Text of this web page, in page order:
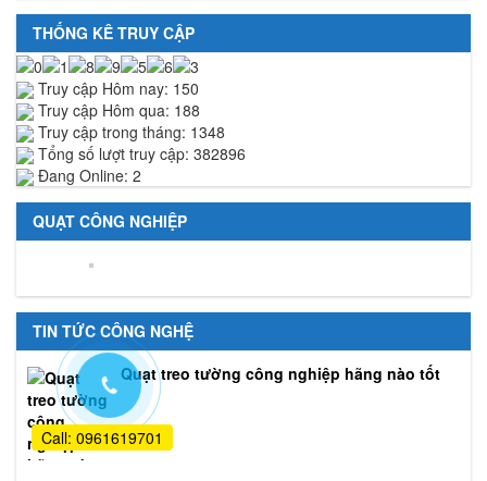
THỐNG KÊ TRUY CẬP
Truy cập Hôm nay: 150
Truy cập Hôm qua: 188
Truy cập trong tháng: 1348
Tổng số lượt truy cập: 382896
Đang Online: 2
QUẠT CÔNG NGHIỆP
TIN TỨC CÔNG NGHỆ
Quạt treo tường công nghiệp hãng nào tốt
Call: 0961619701